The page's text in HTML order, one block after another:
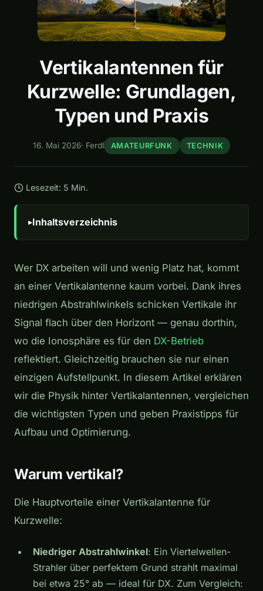
Vertikalantennen für
Kurzwelle: Grundlagen,
Typen und Praxis
16. Mai 2026· Ferdl AMATEURFUNK TECHNIK
Lesezeit: 5 Min.
Inhaltsverzeichnis
Wer DX arbeiten will und wenig Platz hat, kommt
an einer Vertikalantenne kaum vorbei. Dank ihres
niedrigen Abstrahlwinkels schicken Vertikale ihr
Signal flach über den Horizont — genau dorthin,
wo die Ionosphäre es für den DX-Betrieb
reflektiert. Gleichzeitig brauchen sie nur einen
einzigen Aufstellpunkt. In diesem Artikel erklären
wir die Physik hinter Vertikalantennen, vergleichen
die wichtigsten Typen und geben Praxistipps für
Aufbau und Optimierung.
Warum vertikal?
Die Hauptvorteile einer Vertikalantenne für
Kurzwelle:
Niedriger Abstrahlwinkel: Ein Viertelwellen-
Strahler über perfektem Grund strahlt maximal
bei etwa 25° ab — ideal für DX. Zum Vergleich: